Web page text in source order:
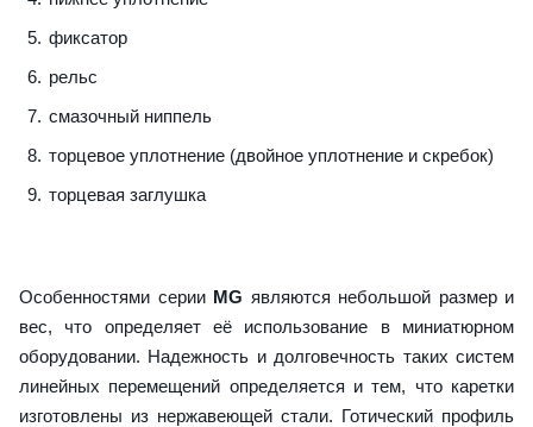
фиксатор
рельс
смазочный ниппель
торцевое уплотнение (двойное уплотнение и скребок)
торцевая заглушка
Особенностями серии MG являются небольшой размер и
вес, что определяет её использование в миниатюрном
оборудовании. Надежность и долговечность таких систем
линейных перемещений определяется и тем, что каретки
изготовлены из нержавеющей стали. Готический профиль